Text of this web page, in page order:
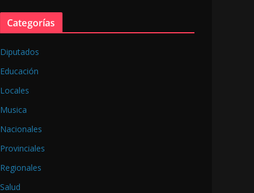
Categorías
Diputados
Educación
Locales
Musica
Nacionales
Provinciales
Regionales
Salud